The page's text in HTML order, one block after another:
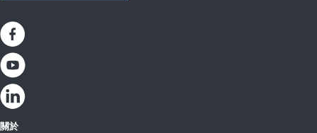
關於